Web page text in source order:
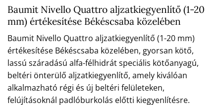
Baumit Nivello Quattro aljzatkiegyenlítő (1-20
mm) értékesítése Békéscsaba közelében
Baumit Nivello Quattro aljzatkiegyenlítő (1-20 mm)
értékesítése Békéscsaba közelében, gyorsan kötő,
lassú száradású alfa-félhidrát speciális kötőanyagú,
beltéri önterülő aljzatkiegyenlítő, amely kiválóan
alkalmazható régi és új beltéri felületeken,
felújításoknál padlóburkolás előtti kiegyenlítésre.